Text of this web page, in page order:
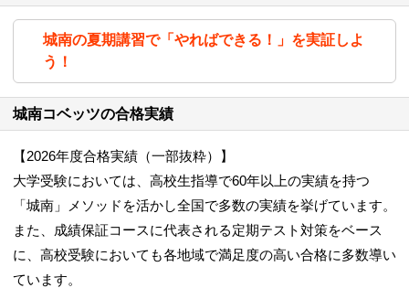
城南の夏期講習で「やればできる！」を実証しよ
う！
城南コベッツの合格実績
【2026年度合格実績（一部抜粋）】
大学受験においては、高校生指導で60年以上の実績を持つ
「城南」メソッドを活かし全国で多数の実績を挙げています。
また、成績保証コースに代表される定期テスト対策をベース
に、高校受験においても各地域で満足度の高い合格に多数導い
ています。